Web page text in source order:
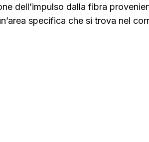
dell’impulso dalla fibra
specifica che si trova nel